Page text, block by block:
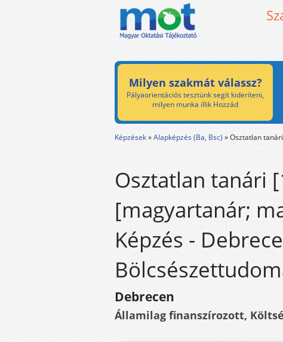
Milyen szakmát válassz?
Pályaorientációs tesztünk segít kideríteni,
milyen munka illik Hozzád
Képzések»Alapképzés (Ba, Bsc) »Osztatlan
Osztatlan tanári
[magyartanár;
Képzés -
Debrecen
Államilag finanszírozott,